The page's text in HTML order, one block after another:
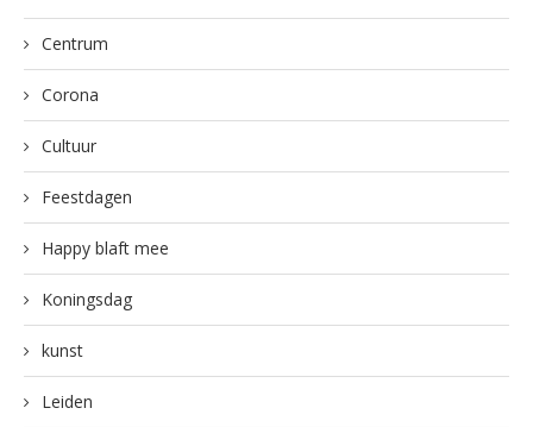
Centrum
Corona
Cultuur
Feestdagen
Happy blaft mee
Koningsdag
kunst
Leiden